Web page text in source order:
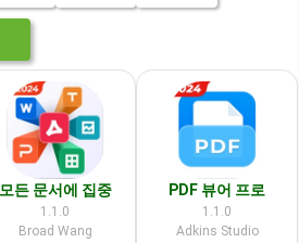
모든 문서에 집중
1.1.0
Broad Wang
PDF 뷰어 프로
1.1.0
Adkins Studio